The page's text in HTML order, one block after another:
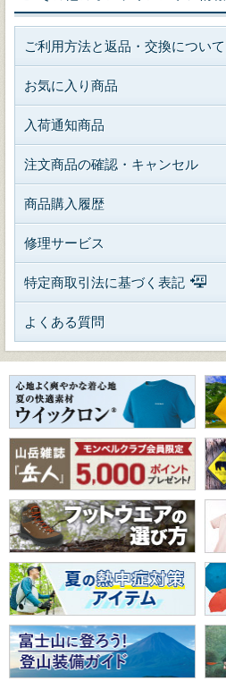
ご利用方法と返品・交換について
お気に入り商品
入荷通知商品
注文商品の確認・キャンセル
商品購入履歴
修理サービス
特定商取引法に基づく表記
よくある質問